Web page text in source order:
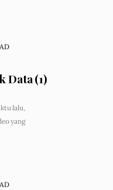
Data (1)
lalu,
yang